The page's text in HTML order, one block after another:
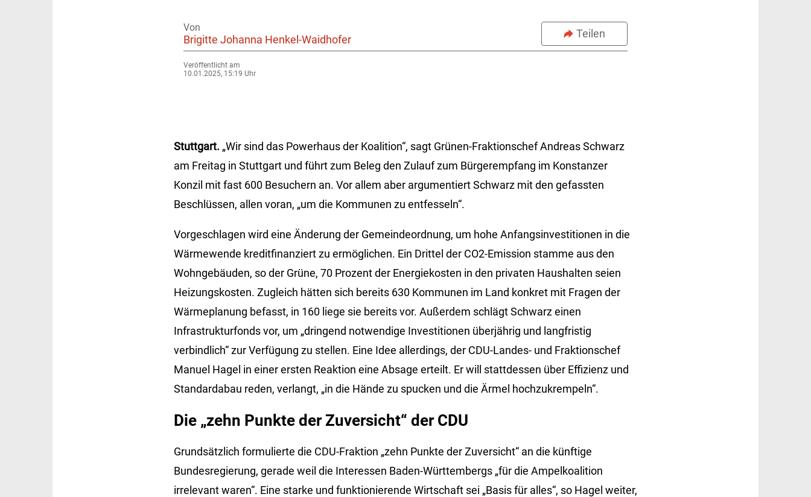
Von
Brigitte Johanna Henkel-Waidhofer Teilen
Veröffentlicht am
10.01.2025, 15:19 Uhr
Stuttgart. „Wir sind das Powerhaus der Koalition“, sagt Grünen-Fraktionschef Andreas Schwarz
am Freitag in Stuttgart und führt zum Beleg den Zulauf zum Bürgerempfang im Konstanzer
Konzil mit fast 600 Besuchern an. Vor allem aber argumentiert Schwarz mit den gefassten
Beschlüssen, allen voran, „um die Kommunen zu entfesseln“.
Vorgeschlagen wird eine Änderung der Gemeindeordnung, um hohe Anfangsinvestitionen in die
Wärmewende kreditfinanziert zu ermöglichen. Ein Drittel der CO2-Emission stamme aus den
Wohngebäuden, so der Grüne, 70 Prozent der Energiekosten in den privaten Haushalten seien
Heizungskosten. Zugleich hätten sich bereits 630 Kommunen im Land konkret mit Fragen der
Wärmeplanung befasst, in 160 liege sie bereits vor. Außerdem schlägt Schwarz einen
Infrastrukturfonds vor, um „dringend notwendige Investitionen überjährig und langfristig
verbindlich“ zur Verfügung zu stellen. Eine Idee allerdings, der CDU-Landes- und Fraktionschef
Manuel Hagel in einer ersten Reaktion eine Absage erteilt. Er will stattdessen über Effizienz und
Standardabau reden, verlangt, „in die Hände zu spucken und die Ärmel hochzukrempeln“.
Die „zehn Punkte der Zuversicht“ der CDU
Grundsätzlich formulierte die CDU-Fraktion „zehn Punkte der Zuversicht“ an die künftige
Bundesregierung, gerade weil die Interessen Baden-Württembergs „für die Ampelkoalition
irrelevant waren“. Eine starke und funktionierende Wirtschaft sei „Basis für alles“, so Hagel weiter,